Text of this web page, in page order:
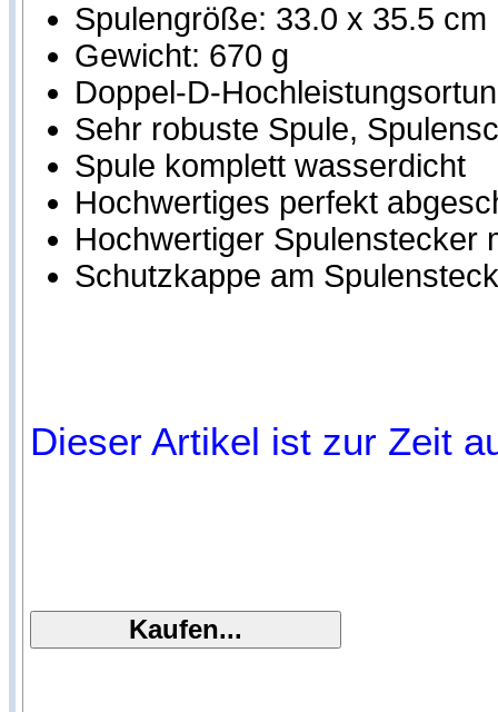
Spulengröße: 33.0 x 35.5 cm
Gewicht: 670 g
Doppel-D-
Sehr robuste Spule,
Spule komplett wasserdicht
Hochwertiges perfekt
Hochwertiger Spulenstecker
Schutzkappe am
Dieser Artikel ist zur Zeit